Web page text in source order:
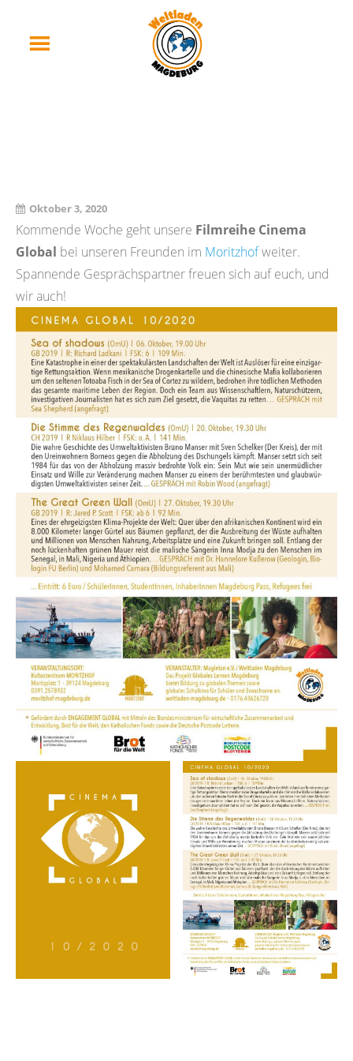
Oktober 3, 2020
Kommende Woche geht unsere Filmreihe Cinema
Global bei unseren Freunden im Moritzhofweiter.
Spannende Gesprächspartner freuen sich auf euch, und
wir auch!